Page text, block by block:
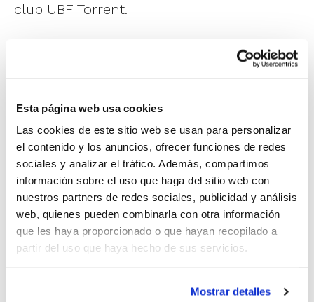
Esta página web usa cookies
Las cookies de este sitio web se usan para personalizar
el contenido y los anuncios, ofrecer funciones de redes
sociales y analizar el tráfico. Además, compartimos
información sobre el uso que haga del sitio web con
nuestros partners de redes sociales, publicidad y análisis
web, quienes pueden combinarla con otra información
que les haya proporcionado o que hayan recopilado a
partir del uso que haya hecho de sus servicios.
Mostrar detalles
club UBF Torrent.
L'esdeveniment està dirigit a xiquets/es
Com tots els anys, tots tindran la seua
samarreta de regal i moltes mes sorpreses.
Se celebrarà el dimarts 30 de desembre
2025 de 9.00 a 20:00h. i hi ha de data límit
d'inscripció: dimecres 24 de desembre (o